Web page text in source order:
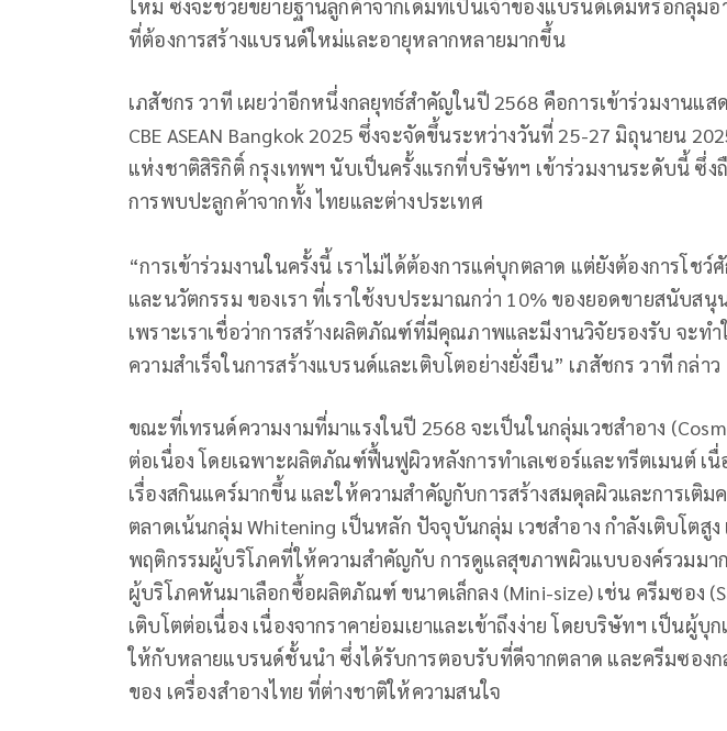
ใหม่ ซึ่งจะช่วยขยายฐานลูกค้าจากเดิมที่เป็นเจ้าของแบรนด์เดิมหรือกลุ่ม
ที่ต้องการสร้างแบรนด์ใหม่และอายุหลากหลายมากขึ้น
เภสัชกร วาที เผยว่าอีกหนึ่งกลยุทธ์สำคัญในปี 2568 คือการเข้าร่วมงานแส
CBE ASEAN Bangkok 2025 ซึ่งจะจัดขึ้นระหว่างวันที่ 25-27 มิถุนายน
แห่งชาติสิริกิติ์ กรุงเทพฯ นับเป็นครั้งแรกที่บริษัทฯ เข้าร่วมงานระดับนี้ ซึ่ง
การพบปะลูกค้าจากทั้ง ไทยและต่างประเทศ
“การเข้าร่วมงานในครั้งนี้ เราไม่ได้ต้องการแค่บุกตลาด แต่ยังต้องการโช
และนวัตกรรม ของเรา ที่เราใช้งบประมาณกว่า 10% ของยอดขายสนับสนุ
เพราะเราเชื่อว่าการสร้างผลิตภัณฑ์ที่มีคุณภาพและมีงานวิจัยรองรับ จะทำ
ความสำเร็จในการสร้างแบรนด์และเติบโตอย่างยั่งยืน” เภสัชกร วาที กล่าว
ขณะที่เทรนด์ความงามที่มาแรงในปี 2568 จะเป็นในกลุ่มเวชสำอาง
ต่อเนื่อง โดยเฉพาะผลิตภัณฑ์ฟื้นฟูผิวหลังการทำเลเซอร์และทรีตเมนต์ เ
เรื่องสกินแคร์มากขึ้น และให้ความสำคัญกับการสร้างสมดุลผิวและการเติ
ตลาดเน้นกลุ่ม Whitening เป็นหลัก ปัจจุบันกลุ่ม เวชสำอาง กำลังเติบโตสู
พฤติกรรมผู้บริโภคที่ให้ความสำคัญกับ การดูแลสุขภาพผิวแบบองค์รวมมา
ผู้บริโภคหันมาเลือกซื้อผลิตภัณฑ์ ขนาดเล็กลง (Mini-size) เช่น ครีมซอง
เติบโตต่อเนื่อง เนื่องจากราคาย่อมเยาและเข้าถึงง่าย โดยบริษัทฯ เป็นผู้บุ
ให้กับหลายแบรนด์ชั้นนำ ซึ่งได้รับการตอบรับที่ดีจากตลาด และครีมซอง
ของ เครื่องสำอางไทย ที่ต่างชาติให้ความสนใจ